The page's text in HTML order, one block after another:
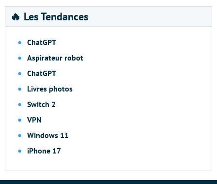
🔥 Les Tendances
ChatGPT
Aspirateur robot
ChatGPT
Livres photos
Switch 2
VPN
Windows 11
iPhone 17